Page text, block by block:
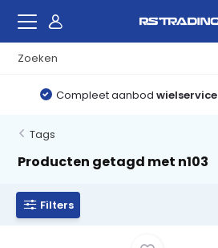
Compleet aanbod
Tags
Producten getagd met n103
Filters